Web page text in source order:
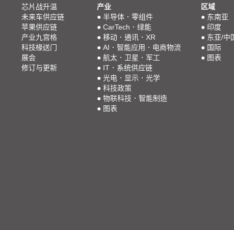
芯片战升温
未来车供应链
苹果供应链
产业九宫格
科技椽送门
展会
修订与更新
产业
● 半导体．零组件
● CarTech．绿能
● 移动．通讯．XR
● AI．智能应用．电商物流
● 航太．卫星．军工
● IT．系统供应链
● 光电．显示．光学
● 科技政策
● 物联科技．智能制造
● 图表
区域
● 东南亚
● 印度
● 东亚/中
● 国际
● 图表